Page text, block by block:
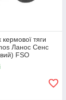
тяги
Ланос Сенс
FSO